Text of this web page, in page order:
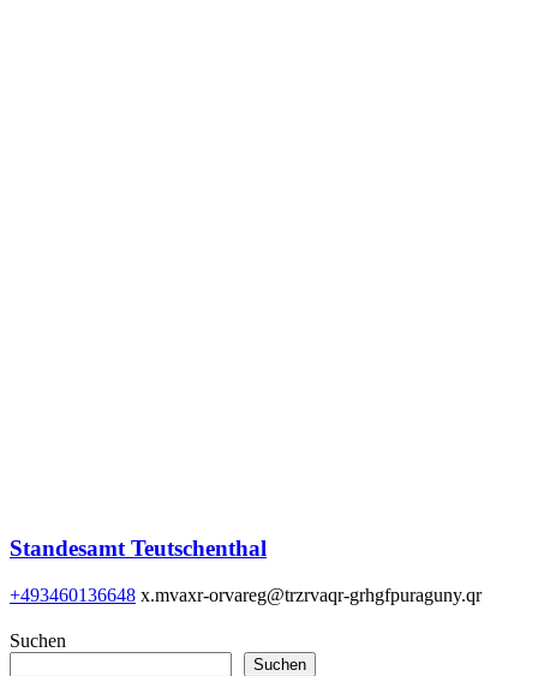
Standesamt Teutschenthal
+493460136648 x.mvaxr-orvareg@trzrvaqr-grhgfpuraguny.qr
Suchen
Suchen